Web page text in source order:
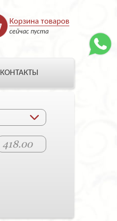
Корзина товаров
сейчас пуста
КОНТАКТЫ